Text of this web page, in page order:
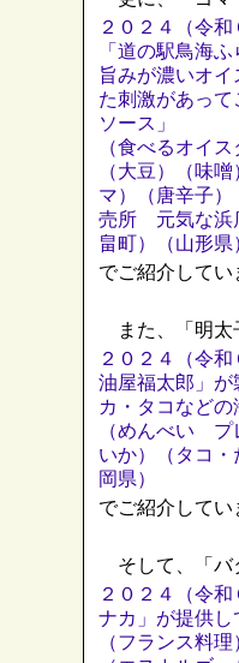
２０２４（令
「道の駅鳥海
旨みが濃いオ
た刺激があっ
ソース」
（食べるオイ
（大豆）（味
マ）（唐辛子
売所 元気な浜
畠町）（山形県
でご紹介してい
また、「明太
２０２４（令
油屋福太郎」が
カ・タコなど
（めんべい プ
いか）（タコ
岡県）
でご紹介してい
そして、「バ
２０２４（令
ナカ」が提供し
（フランス料